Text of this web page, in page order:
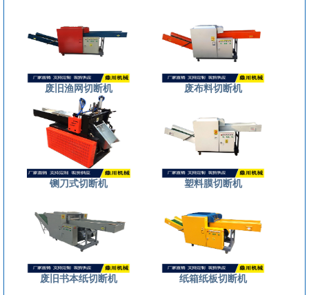
废旧渔网切断机 废布料切断机
铡刀式切断机 塑料膜切断机
废旧书本纸切断机 纸箱纸板切断机